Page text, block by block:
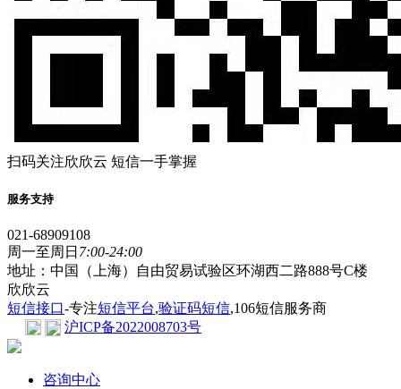
扫码关注欣欣云 短信一手掌握
服务支持
021-68909108
周一至周日 7:00-24:00
地址：中国（上海）自由贸易试验区环湖西二路888号C楼
欣欣云
短信接口-专注短信平台,验证码短信,106短信服务商
沪ICP备2022008703号
咨询中心